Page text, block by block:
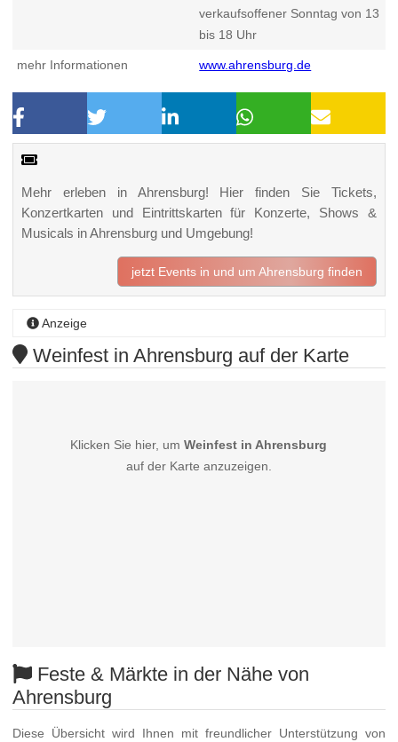
verkaufsoffener Sonntag von 13
bis 18 Uhr
mehr Informationen www.ahrensburg.de
Mehr erleben in Ahrensburg! Hier finden Sie Tickets,
Konzertkarten und Eintrittskarten für Konzerte, Shows &
Musicals in Ahrensburg und Umgebung!
jetzt Events in und um Ahrensburg finden
Anzeige
Weinfest in Ahrensburg auf der Karte
Klicken Sie hier, umWeinfest in Ahrensburg
auf der Karte anzuzeigen.
Feste & Märkte in der Nähe von
Ahrensburg
Diese Übersicht wird Ihnen mit freundlicher Unterstützung von